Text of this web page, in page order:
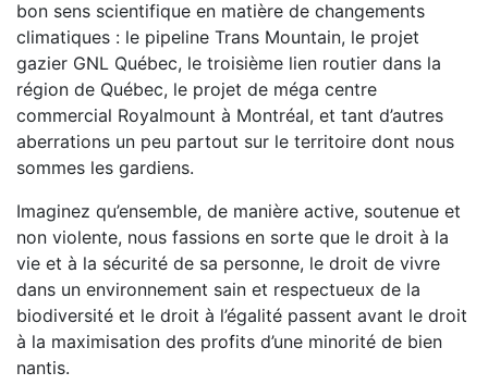
bon sens scientifique en matière de changements
climatiques : le pipeline Trans Mountain, le projet
gazier GNL Québec, le troisième lien routier dans la
région de Québec, le projet de méga centre
commercial Royalmount à Montréal, et tant d’autres
aberrations un peu partout sur le territoire dont nous
sommes les gardiens.
Imaginez qu’ensemble, de manière active, soutenue et
non violente, nous fassions en sorte que le droit à la
vie et à la sécurité de sa personne, le droit de vivre
dans un environnement sain et respectueux de la
biodiversité et le droit à l’égalité passent avant le droit
à la maximisation des profits d’une minorité de bien
nantis.